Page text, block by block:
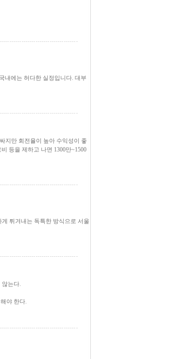
내에는 허다한 실정입니다. 대부
지만 회전율이 높아 수익성이 좋
등을 제하고 나면 1300만~1500
튀겨내는 독특한 방식으로 서울
않는다.
야 한다.